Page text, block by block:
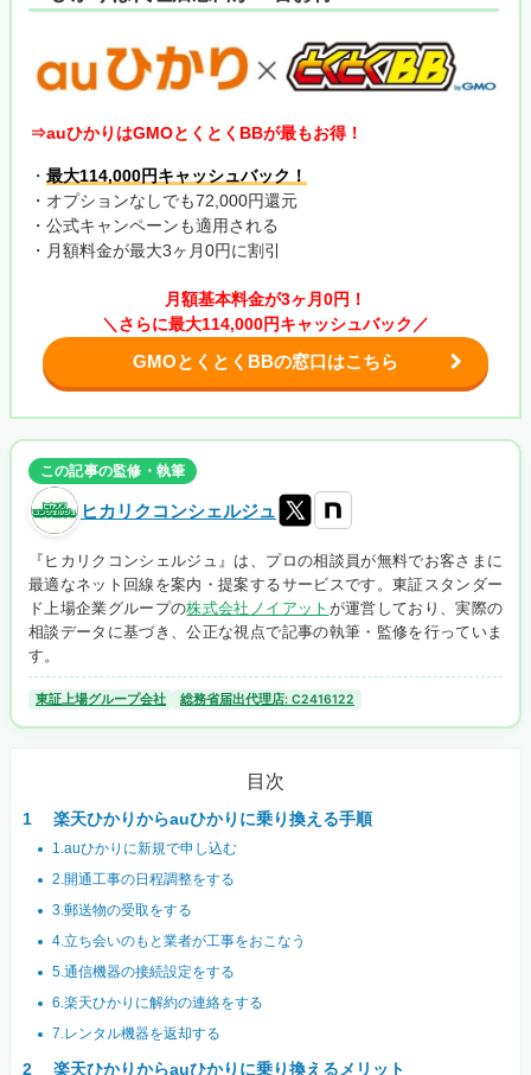
⇒auひかりはGMOとくとくBBが最もお得！
・ 最大114,000円キャッシュバック！
・オプションなしでも72,000円還元
・公式キャンペーンも適用される
・月額料金が最大3ヶ月0円に割引
月額基本料金が3ヶ月0円！
＼さらに最大114,000円キャッシュバック／
GMOとくとくBBの窓口はこちら
この記事の監修・執筆
ヒカリクコンシェルジュ
『ヒカリクコンシェルジュ』は、プロの相談員が無料でお客さまに
最適なネット回線を案内・提案するサービスです。東証スタンダー
ド上場企業グループの株式会社ノイアット が運営しており、実際の
相談データに基づき、公正な視点で記事の執筆・監修を行っていま
す。
東証上場グループ会社 総務省届出代理店: C2416122
目次
楽天ひかりからauひかりに乗り換える手順
1.auひかりに新規で申し込む
2.開通工事の日程調整をする
3.郵送物の受取をする
4.立ち会いのもと業者が工事をおこなう
5.通信機器の接続設定をする
6.楽天ひかりに解約の連絡をする
7.レンタル機器を返却する
楽天ひかりからauひかりに乗り換えるメリット